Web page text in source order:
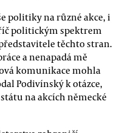
politiky na různé akce, i
politickým spektrem
těchto stran.
a nenapadá mě
komunikace mohla
Podivínský k otázce,
na akcích německé